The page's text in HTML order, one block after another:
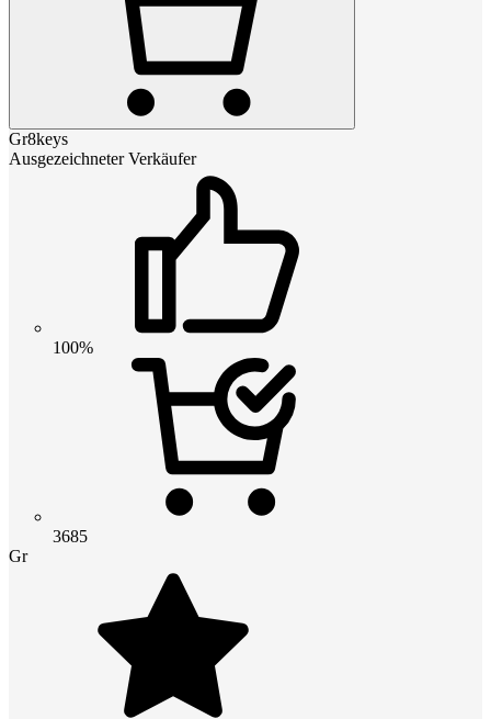
Gr8keys
Ausgezeichneter Verkäufer
100%
3685
Gr